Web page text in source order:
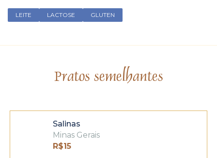
LEITE LACTOSE GLUTEN
Pratos semelhantes
Salinas
Minas Gerais
R$15